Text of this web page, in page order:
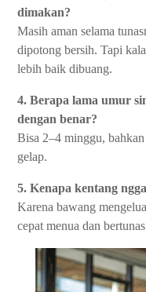
dimakan?
Masih aman selama
dipotong bersih. Tapi
lebih baik dibuang.
4. Berapa lama umur
dengan benar?
Bisa 2–4 minggu,
gelap.
5. Kenapa kentang
Karena bawang
cepat menua dan